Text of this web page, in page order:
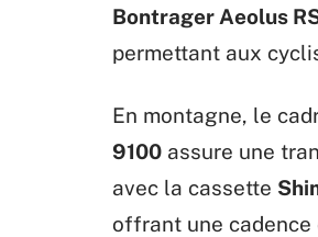
Bontrager Aeolus
permettant aux
En montagne, le
9100 assure une
avec la cassette
offrant une cadence